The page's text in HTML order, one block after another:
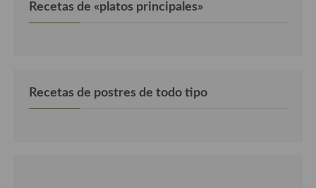
Recetas de «platos principales»
Recetas de postres de todo tipo